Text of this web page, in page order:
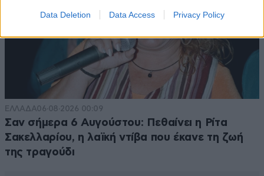
Data Deletion Data Access Privacy Policy
ΕΛΛΑΔΑ06·08·2026 00:09
Σαν σήμερα 6 Αυγούστου: Πεθαίνει η Ρίτα
Σακελλαρίου, η λαϊκή ντίβα που έκανε τη ζωή
της τραγούδι